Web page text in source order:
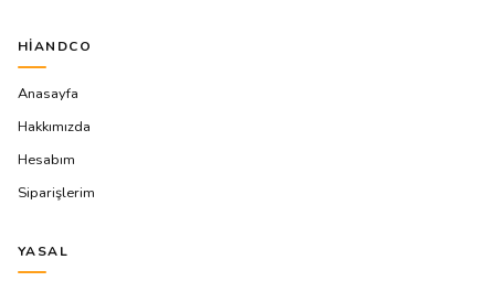
HIANDCO
Anasayfa
Hakkımızda
Hesabım
Siparişlerim
YASAL